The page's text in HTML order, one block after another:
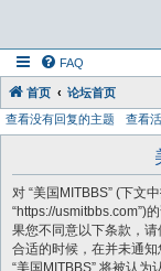
FAQ
首页 论坛首页
查看没有回复的主题 查看
对 “美国MITBBS” (下文中
“https://usmitbbs.com”)
果您不同意以下条款，请
合适的时候，在并未通
“美国MITBBS” 将被认为